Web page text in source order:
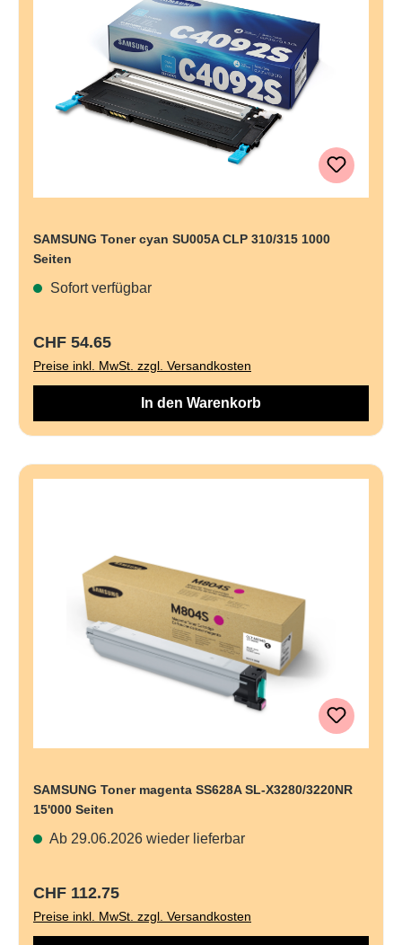
SAMSUNG Toner cyan SU005A CLP 310/315 1000
Seiten
Sofort verfügbar
Regulärer Preis:
CHF 54.65
Preise inkl. MwSt. zzgl. Versandkosten
In den Warenkorb
SAMSUNG Toner magenta SS628A SL-X3280/3220NR
15'000 Seiten
Ab 29.06.2026 wieder lieferbar
Regulärer Preis:
CHF 112.75
Preise inkl. MwSt. zzgl. Versandkosten